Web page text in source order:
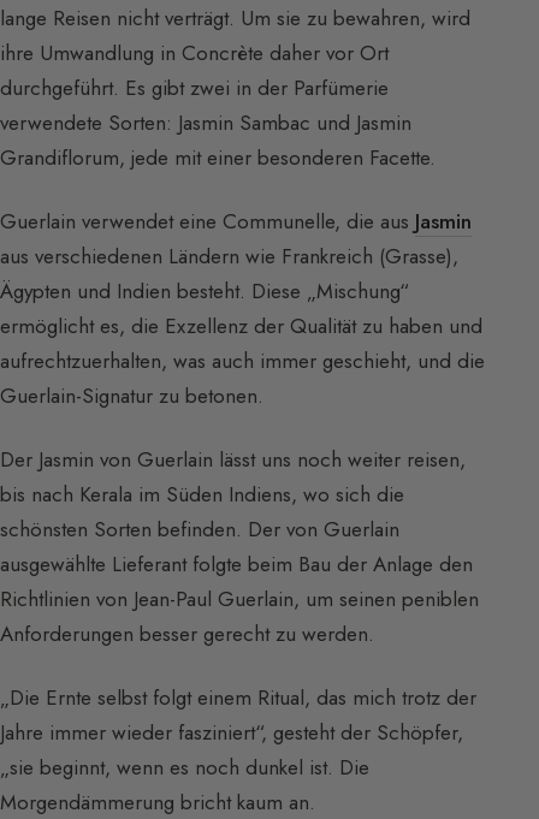
lange Reisen nicht verträgt. Um sie zu bewahren, wird
ihre Umwandlung in Concrète daher vor Ort
durchgeführt. Es gibt zwei in der Parfümerie
verwendete Sorten: Jasmin Sambac und Jasmin
Grandiflorum, jede mit einer besonderen Facette.
Guerlain verwendet eine Communelle, die aus Jasmin
aus verschiedenen Ländern wie Frankreich (Grasse),
Ägypten und Indien besteht. Diese „Mischung“
ermöglicht es, die Exzellenz der Qualität zu haben und
aufrechtzuerhalten, was auch immer geschieht, und die
Guerlain-Signatur zu betonen.
Der Jasmin von Guerlain lässt uns noch weiter reisen,
bis nach Kerala im Süden Indiens, wo sich die
schönsten Sorten befinden. Der von Guerlain
ausgewählte Lieferant folgte beim Bau der Anlage den
Richtlinien von Jean-Paul Guerlain, um seinen peniblen
Anforderungen besser gerecht zu werden.
„Die Ernte selbst folgt einem Ritual, das mich trotz der
Jahre immer wieder fasziniert“, gesteht der Schöpfer,
„sie beginnt, wenn es noch dunkel ist. Die
Morgendämmerung bricht kaum an.